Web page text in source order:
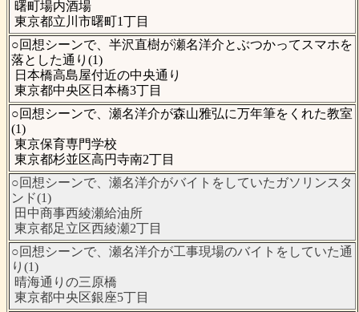
曙町場内酒場
東京都立川市曙町1丁目
○回想シーンで、半沢直樹が瀬名洋介とぶつかってスマホを
落とした通り(1)
日本橋高島屋付近の中央通り
東京都中央区日本橋3丁目
○回想シーンで、瀬名洋介が森山雅弘に万年筆をくれた教室
(1)
東京保育専門学校
東京都杉並区高円寺南2丁目
○回想シーンで、瀬名洋介がバイトをしていたガソリンスタ
ンド(1)
田中商事西綾瀬給油所
東京都足立区西綾瀬2丁目
○回想シーンで、瀬名洋介が工事現場のバイトをしていた通
り(1)
晴海通りの三原橋
東京都中央区銀座5丁目